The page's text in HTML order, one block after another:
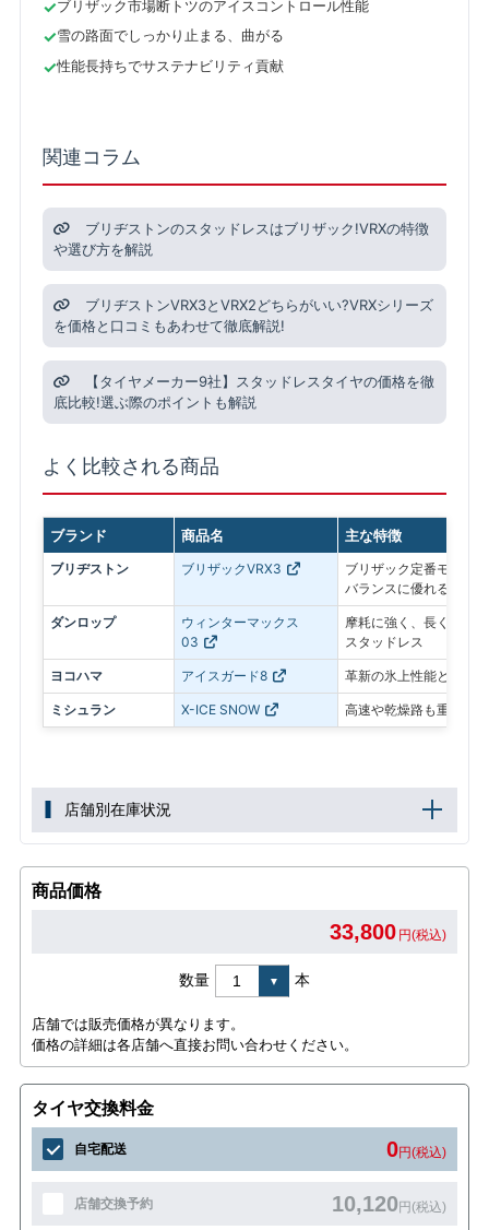
ブリザック市場断トツのアイスコントロール性能
雪の路面でしっかり止まる、曲がる
性能長持ちでサステナビリティ貢献
関連コラム
ブリヂストンのスタッドレスはブリザック!VRXの特徴
や選び方を解説
ブリヂストンVRX3とVRX2どちらがいい?VRXシリーズ
を価格と口コミもあわせて徹底解説!
【タイヤメーカー9社】スタッドレスタイヤの価格を徹
底比較!選ぶ際のポイントも解説
よく比較される商品
ブランド 商品名 主な特徴
ブリヂストン ブリザックVRX3
ブリザック定番モデル
バランスに優れる
ダンロップ
ウィンターマックス
03
摩耗に強く、長く使い
スタッドレス
ヨコハマ アイスガード8 革新の氷上性能と静粛
ミシュラン X-ICE SNOW 高速や乾燥路も重視し
店舗別在庫状況
商品価格
33,800 円(税込)
数量 本
店舗では販売価格が異なります。
価格の詳細は各店舗へ直接お問い合わせください。
タイヤ交換料金
自宅配送 0円(税込)
店舗交換予約 10,120円(税込)